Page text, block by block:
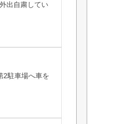
出自粛してい
2駐車場へ車を